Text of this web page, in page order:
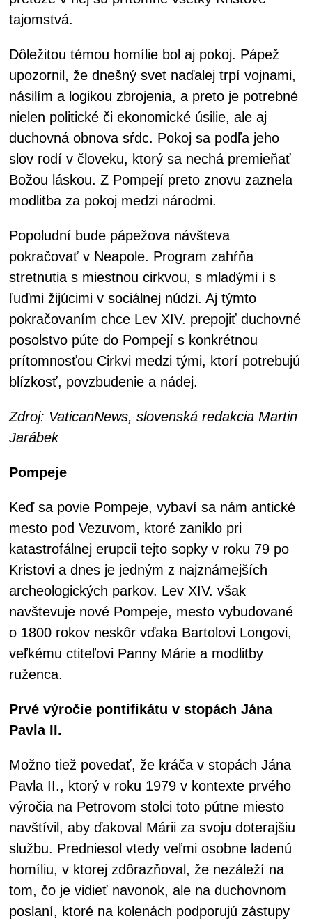
tajomstvá.
Dôležitou témou homílie bol aj pokoj. Pápež
upozornil, že dnešný svet naďalej trpí vojnami,
násilím a logikou zbrojenia, a preto je potrebné
nielen politické či ekonomické úsilie, ale aj
duchovná obnova sŕdc. Pokoj sa podľa jeho
slov rodí v človeku, ktorý sa nechá premieňať
Božou láskou. Z Pompejí preto znovu zaznela
modlitba za pokoj medzi národmi.
Popoludní bude pápežova návšteva
pokračovať v Neapole. Program zahŕňa
stretnutia s miestnou cirkvou, s mladými i s
ľuďmi žijúcimi v sociálnej núdzi. Aj týmto
pokračovaním chce Lev XIV. prepojiť duchovné
posolstvo púte do Pompejí s konkrétnou
prítomnosťou Cirkvi medzi tými, ktorí potrebujú
blízkosť, povzbudenie a nádej.
Zdroj: VaticanNews, slovenská redakcia Martin
Jarábek
Pompeje
Keď sa povie Pompeje, vybaví sa nám antické
mesto pod Vezuvom, ktoré zaniklo pri
katastrofálnej erupcii tejto sopky v roku 79 po
Kristovi a dnes je jedným z najznámejších
archeologických parkov. Lev XIV. však
navštevuje nové Pompeje, mesto vybudované
o 1800 rokov neskôr vďaka Bartolovi Longovi,
veľkému ctiteľovi Panny Márie a modlitby
ruženca.
Prvé výročie pontifikátu v stopách Jána
Pavla II.
Možno tiež povedať, že kráča v stopách Jána
Pavla II., ktorý v roku 1979 v kontexte prvého
výročia na Petrovom stolci toto pútne miesto
navštívil, aby ďakoval Márii za svoju doterajšiu
službu. Predniesol vtedy veľmi osobne ladenú
homíliu, v ktorej zdôrazňoval, že nezáleží na
tom, čo je vidieť navonok, ale na duchovnom
poslaní, ktoré na kolenách podporujú zástupy